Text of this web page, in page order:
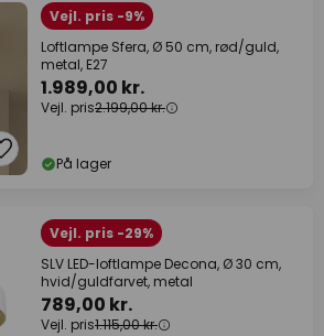
Vejl. pris -9%
Loftlampe Sfera, Ø 50 cm, rød/guld,
metal, E27
1.989,00 kr.
Vejl. pris2.199,00 kr.
På lager
Vejl. pris -29%
SLV LED-loftlampe Decona, Ø 30 cm,
hvid/guldfarvet, metal
789,00 kr.
Vejl. pris1.115,00 kr.